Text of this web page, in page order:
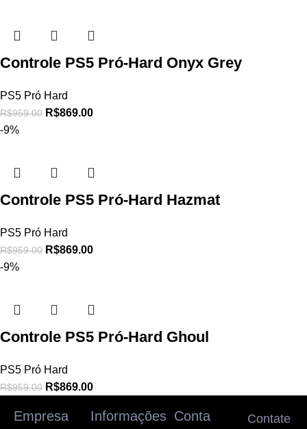
Controle PS5 Pró-Hard Onyx Grey
PS5 Pró Hard
R$959.00 R$869.00
-9%
Controle PS5 Pró-Hard Hazmat
PS5 Pró Hard
R$959.00 R$869.00
-9%
Controle PS5 Pró-Hard Ghoul
PS5 Pró Hard
R$959.00 R$869.00
Empresa Informações Conta
Contate